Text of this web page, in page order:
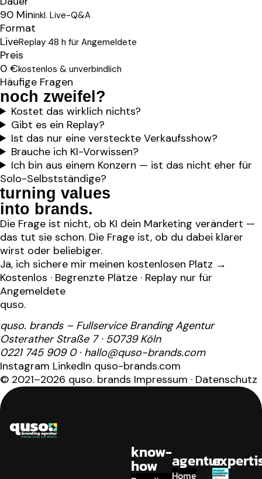
90 Mininkl. Live-Q&A
Format
LiveReplay 48 h für Angemeldete
Preis
0 €kostenlos & unverbindlich
Häufige Fragen
noch zweifel?
Kostet das wirklich nichts?
Gibt es ein Replay?
Ist das nur eine versteckte Verkaufsshow?
Brauche ich KI-Vorwissen?
Ich bin aus einem Konzern — ist das nicht eher für
Solo-Selbstständige?
turning values
into brands.
Die Frage ist nicht, ob KI dein Marketing verändert —
das tut sie schon. Die Frage ist, ob du dabei klarer
wirst oder beliebiger.
Ja, ich sichere mir meinen kostenlosen Platz →
Kostenlos · Begrenzte Plätze · Replay nur für
Angemeldete
quso.
quso. brands – Fullservice Branding Agentur
Osterather Straße 7 · 50739 Köln
0221 745 909 0· hallo@quso-brands.com
Instagram LinkedIn quso-brands.com
© 2021–2026 quso. brands Impressum · Datenschutz
know-
how agentur
Home